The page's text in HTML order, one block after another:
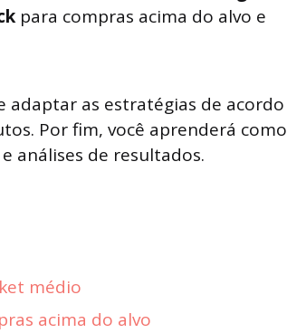
para compras acima do alvo e
adaptar as estratégias de acordo
Por fim, você aprenderá como
análises de resultados.
médio
acima do alvo